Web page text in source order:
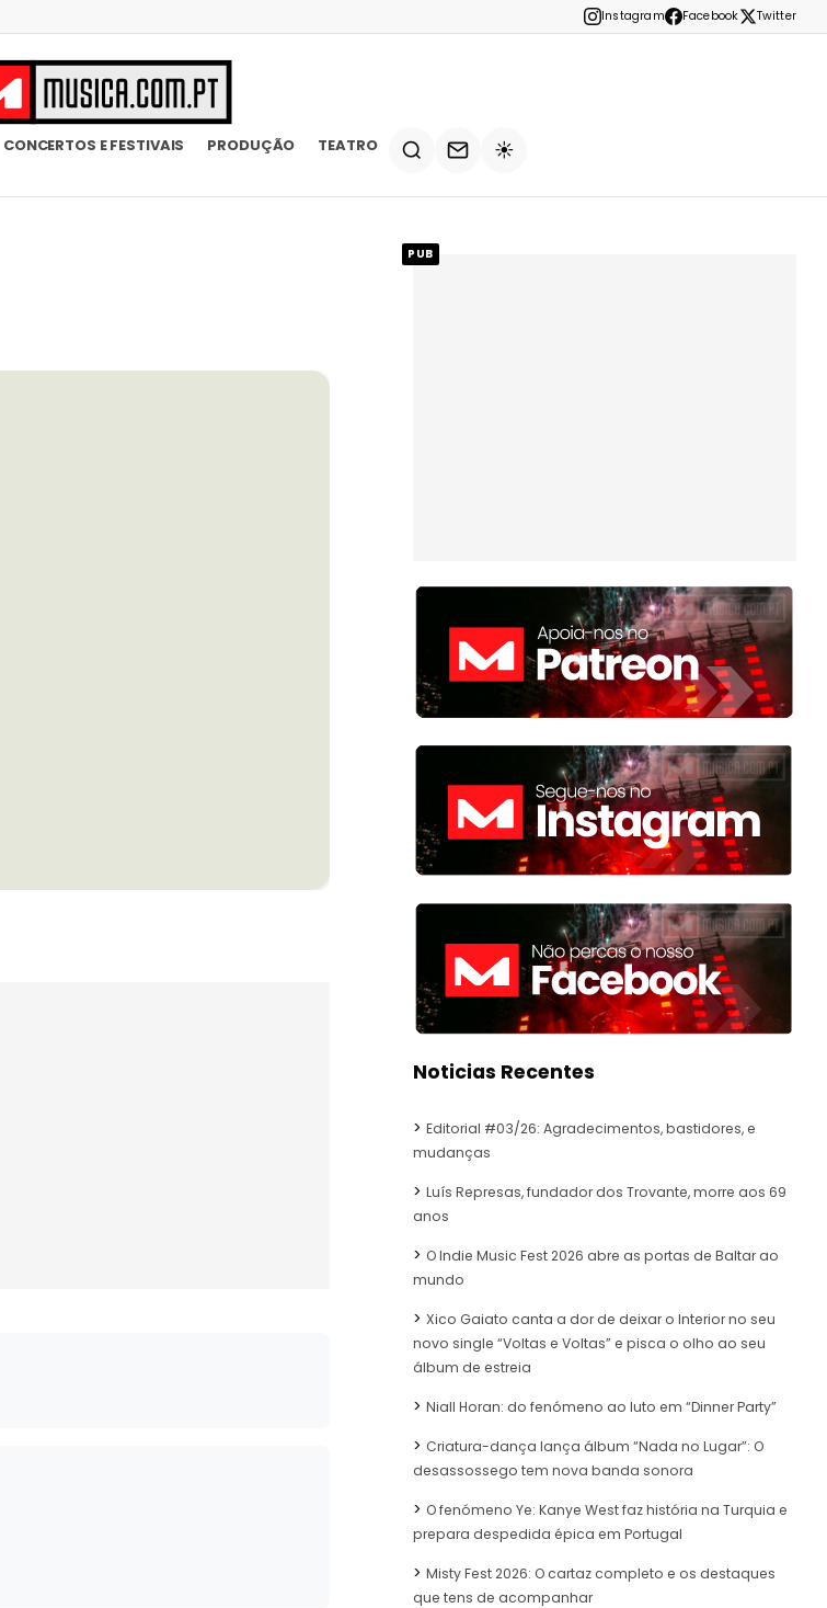
Instagram Facebook Twitter
CONCERTOS E FESTIVAIS PRODUÇÃO TEATRO ☀️
PUB
Noticias Recentes
Editorial #03/26: Agradecimentos, bastidores, e
mudanças
Luís Represas, fundador dos Trovante, morre aos 69
anos
O Indie Music Fest 2026 abre as portas de Baltar ao
mundo
Xico Gaiato canta a dor de deixar o Interior no seu
novo single “Voltas e Voltas” e pisca o olho ao seu
álbum de estreia
Niall Horan: do fenómeno ao luto em “Dinner Party”
Criatura-dança lança álbum “Nada no Lugar”: O
desassossego tem nova banda sonora
O fenómeno Ye: Kanye West faz história na Turquia e
prepara despedida épica em Portugal
Misty Fest 2026: O cartaz completo e os destaques
que tens de acompanhar